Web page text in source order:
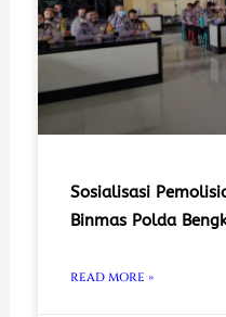
Sosialisasi
Binmas Polda
READ MORE »